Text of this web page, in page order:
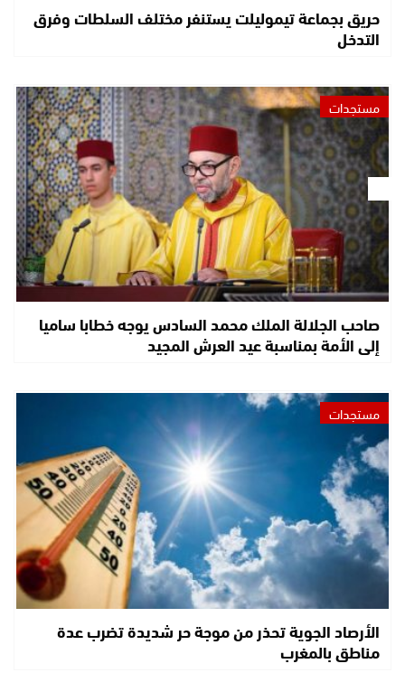
حريق بجماعة تيموليلت يستنفر مختلف السلطات وفرق
التدخل
مستجدات
صاحب الجلالة الملك محمد السادس يوجه خطابا ساميا
إلى الأمة بمناسبة عيد العرش المجيد
مستجدات
الأرصاد الجوية تحذر من موجة حر شديدة تضرب عدة
مناطق بالمغرب